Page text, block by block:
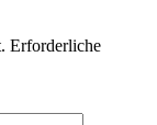
Erforderliche